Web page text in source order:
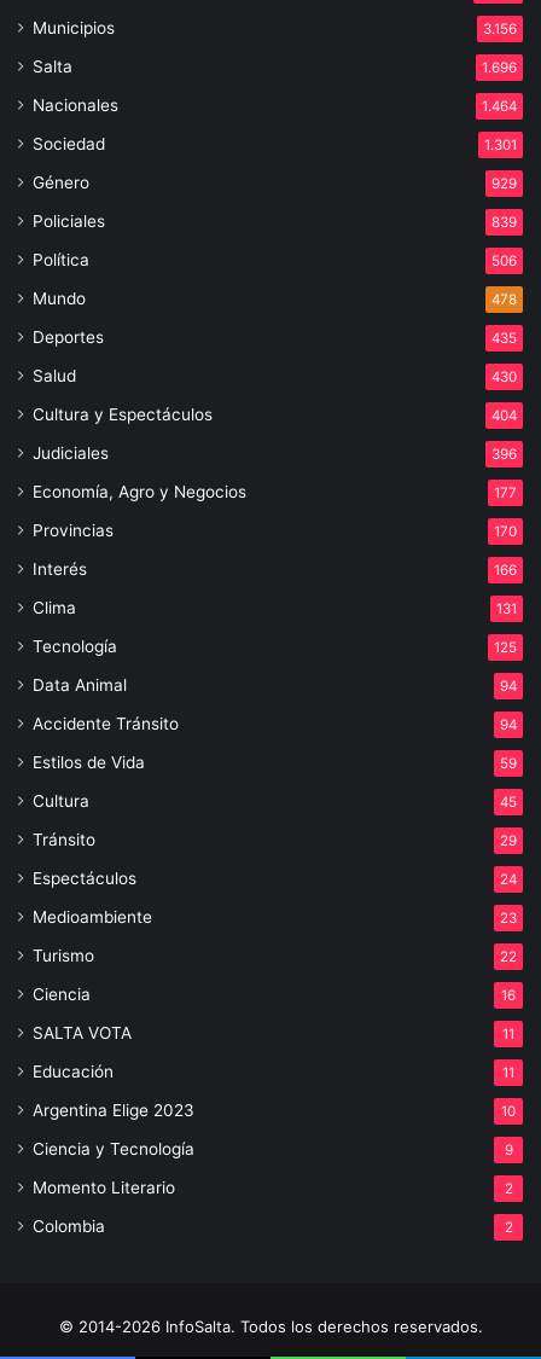
Municipios 3.156
Salta 1.696
Nacionales 1.464
Sociedad 1.301
Género 929
Policiales 839
Política 506
Mundo 478
Deportes 435
Salud 430
Cultura y Espectáculos 404
Judiciales 396
Economía, Agro y Negocios 177
Provincias 170
Interés 166
Clima 131
Tecnología 125
Data Animal 94
Accidente Tránsito 94
Estilos de Vida 59
Cultura 45
Tránsito 29
Espectáculos 24
Medioambiente 23
Turismo 22
Ciencia 16
SALTA VOTA 11
Educación 11
Argentina Elige 2023 10
Ciencia y Tecnología 9
Momento Literario 2
Colombia 2
© 2014-2026 InfoSalta. Todos los derechos reservados.